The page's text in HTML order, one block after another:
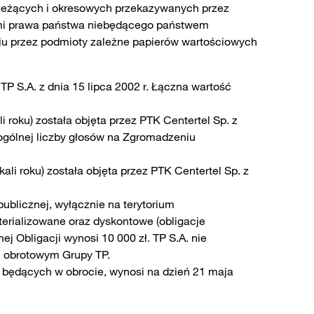
i okresowych przekazywanych przez
prawa państwa niebędącego państwem
przez podmioty zależne papierów wartościowych
S.A. z dnia 15 lipca 2002 r. Łączna wartość
została objęta przez PTK Centertel Sp. z
liczby głosów na Zgromadzeniu
roku) została objęta przez PTK Centertel Sp. z
wyłącznie na terytorium
oraz dyskontowe (obligacje
Obligacji wynosi 10 000 zł. TP S.A. nie
Grupy TP.
w obrocie, wynosi na dzień 21 maja